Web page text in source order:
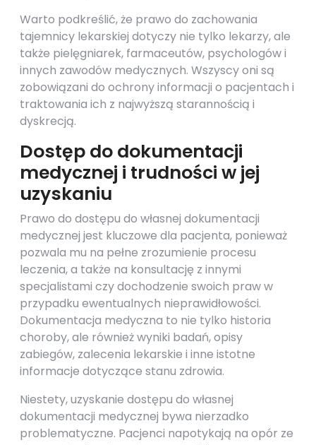
Warto podkreślić, że prawo do zachowania
tajemnicy lekarskiej dotyczy nie tylko lekarzy, ale
także pielęgniarek, farmaceutów, psychologów i
innych zawodów medycznych. Wszyscy oni są
zobowiązani do ochrony informacji o pacjentach i
traktowania ich z najwyższą starannością i
dyskrecją.
Dostęp do dokumentacji
medycznej i trudności w jej
uzyskaniu
Prawo do dostępu do własnej dokumentacji
medycznej jest kluczowe dla pacjenta, ponieważ
pozwala mu na pełne zrozumienie procesu
leczenia, a także na konsultację z innymi
specjalistami czy dochodzenie swoich praw w
przypadku ewentualnych nieprawidłowości.
Dokumentacja medyczna to nie tylko historia
choroby, ale również wyniki badań, opisy
zabiegów, zalecenia lekarskie i inne istotne
informacje dotyczące stanu zdrowia.
Niestety, uzyskanie dostępu do własnej
dokumentacji medycznej bywa nierzadko
problematyczne. Pacjenci napotykają na opór ze